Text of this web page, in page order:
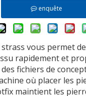
enquête
vous permet
rapidement et
fichiers de
où placer les
maintient les